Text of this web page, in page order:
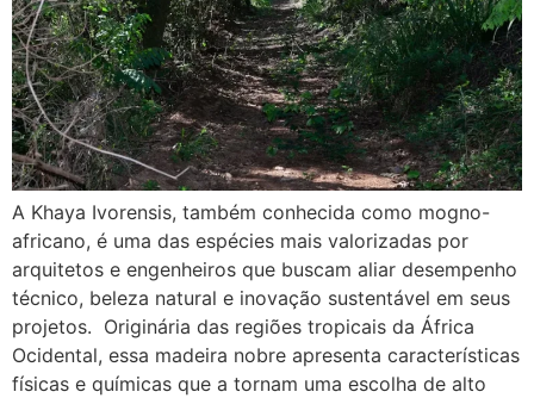
A Khaya Ivorensis, também conhecida como mogno-
africano, é uma das espécies mais valorizadas por
arquitetos e engenheiros que buscam aliar desempenho
técnico, beleza natural e inovação sustentável em seus
projetos. Originária das regiões tropicais da África
Ocidental, essa madeira nobre apresenta características
físicas e químicas que a tornam uma escolha de alto